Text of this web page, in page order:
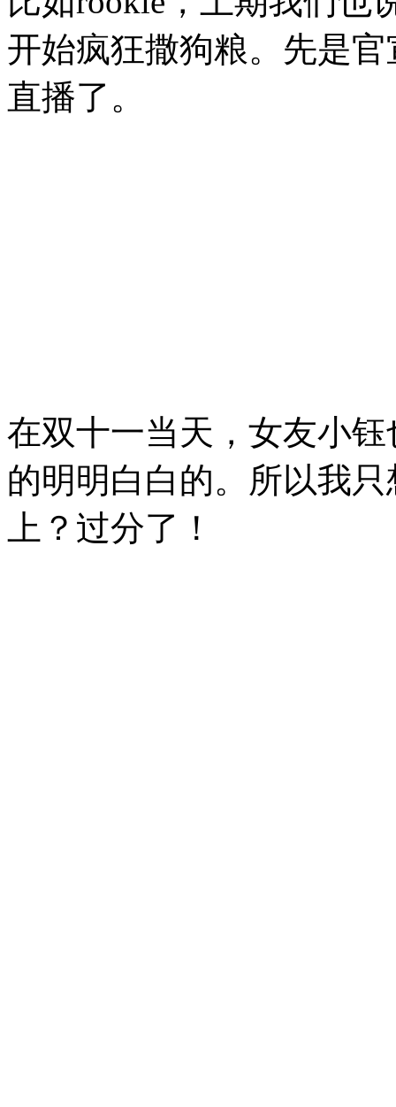
开始疯狂撒狗粮。先是
直播了。
在双十一当天，女友小
的明明白白的。所以我
上？过分了！